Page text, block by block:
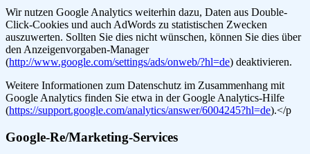
Wir nutzen Google Analytics weiterhin dazu, Daten aus Double-
Click-Cookies und auch AdWords zu statistischen Zwecken
auszuwerten. Sollten Sie dies nicht wünschen, können Sie dies über
den Anzeigenvorgaben-Manager
(http://www.google.com/settings/ads/onweb/?hl=de) deaktivieren.
Weitere Informationen zum Datenschutz im Zusammenhang mit
Google Analytics finden Sie etwa in der Google Analytics-Hilfe
(https://support.google.com/analytics/answer/6004245?hl=de).</p
Google-Re/Marketing-Services